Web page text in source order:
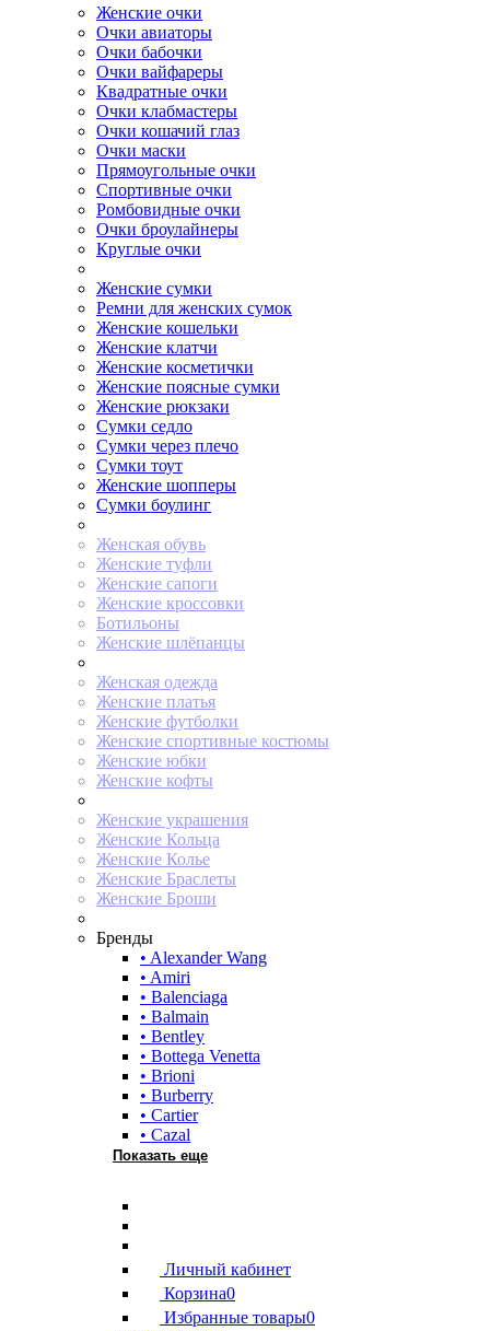
Женские очки
Очки авиаторы
Очки бабочки
Очки вайфареры
Квадратные очки
Очки клабмастеры
Очки кошачий глаз
Очки маски
Прямоугольные очки
Спортивные очки
Ромбовидные очки
Очки броулайнеры
Круглые очки
Женские сумки
Ремни для женских сумок
Женские кошельки
Женские клатчи
Женские косметички
Женские поясные сумки
Женские рюкзаки
Сумки седло
Сумки через плечо
Сумки тоут
Женские шопперы
Сумки боулинг
Женская обувь
Женские туфли
Женские сапоги
Женские кроссовки
Ботильоны
Женские шлёпанцы
Женская одежда
Женские платья
Женские футболки
Женские спортивные костюмы
Женские юбки
Женские кофты
Женские украшения
Женские Кольца
Женские Колье
Женские Браслеты
Женские Броши
Бренды
• Alexander Wang
• Amiri
• Balenciaga
• Balmain
• Bentley
• Bottega Venetta
• Brioni
• Burberry
• Cartier
• Cazal
Показать еще
Личный кабинет
Корзина0
Избранные товары0